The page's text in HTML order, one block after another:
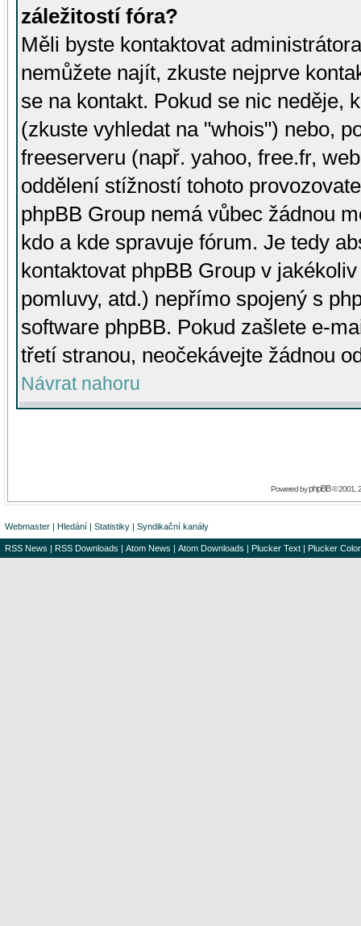
záležitostí fóra?
Měli byste kontaktovat
nemůžete najít, zkuste nejprve
se na kontakt. Pokud se nic neděje,
(zkuste vyhledat na "whois") nebo,
freeserveru (např. yahoo, free.fr,
oddělení stížností tohoto
phpBB Group nemá vůbec žádnou
kdo a kde spravuje fórum. Je tedy
kontaktovat phpBB Group v
pomluvy, atd.) nepřímo spojený s
software phpBB. Pokud zašlete e-
třetí stranou, neočekávejte žádnou
Návrat nahoru
Powered byphpBB© 2001,
Webmaster | Hledání | Statistiky | Syndikační kanály
RSS News | RSS Downloads | Atom News | Atom Downloads | Plucker Text | Plucker Color